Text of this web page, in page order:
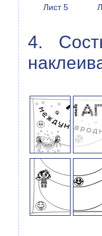
Лист 5
4.